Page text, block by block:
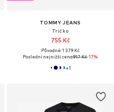
TOMMY JEANS
Tričko
755 Kč
Původně: 1 379 Kč
Poslední nejnižší cena:917 Kč-17%
+1